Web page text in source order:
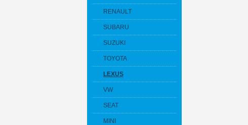
RENAULT
SUBARU
SUZUKI
TOYOTA
LEXUS
VW
SEAT
MINI